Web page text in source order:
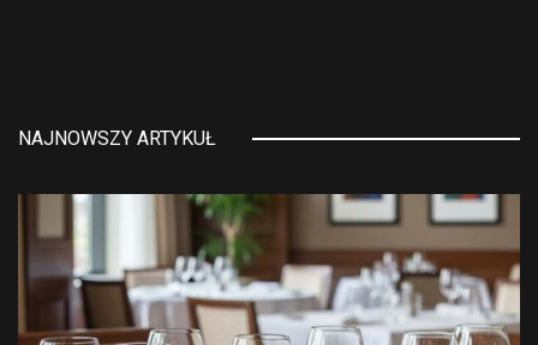
NAJNOWSZY ARTYKUŁ